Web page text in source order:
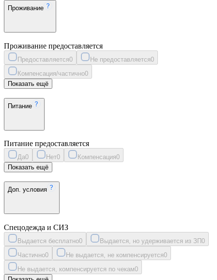
Проживание
Проживание предоставляется
Предоставляется0 Не предоставляется0
Компенсация/частично0
Показать ещё
Питание
Питание предоставляется
Да0 Нет0 Компенсация0
Показать ещё
Доп. условия
Спецодежда и СИЗ
Выдается бесплатно0 Выдается, но удерживается из ЗП0
Частично0 Не выдается, не компенсируется0
Не выдается, компенсируется по чекам0